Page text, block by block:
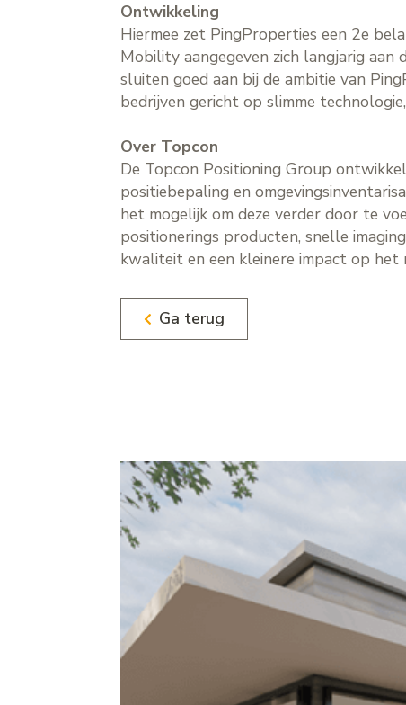
Ontwikkeling
Hiermee zet PingProperties een 2e
Mobility aangegeven zich langjarig
sluiten goed aan bij de ambitie van
bedrijven gericht op slimme
Over Topcon
De Topcon Positioning Group
positiebepaling en
het mogelijk om deze verder door te
positionerings producten, snelle
kwaliteit en een kleinere impact op het
Ga terug